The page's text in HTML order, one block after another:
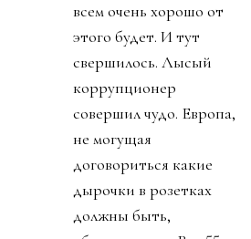
всем очень хорошо от
этого будет. И тут
свершилось. Лысый
коррупционер
совершил чудо. Европа,
не могущая
договориться какие
дырочки в розетках
должны быть,